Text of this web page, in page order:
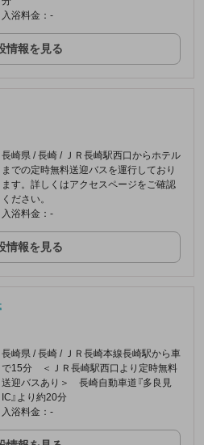
入浴料金：-
情報を見る
長崎県 / 長崎 / ＪＲ長崎駅西口からホテル
までの定時無料送迎バスを運行しており
ます。詳しくはアクセスページをご確認
ください。
入浴料金：-
情報を見る
長崎県 / 長崎 / ＪＲ長崎本線長崎駅から車
で15分 ＜ＪＲ長崎駅西口より定時無料
送迎バスあり＞ 長崎自動車道『多良見
IC』より約20分
入浴料金：-